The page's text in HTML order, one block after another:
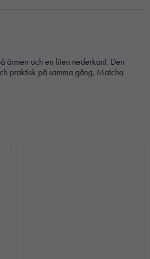
ärmen och en liten nederkant. Den
praktisk på samma gång. Matcha